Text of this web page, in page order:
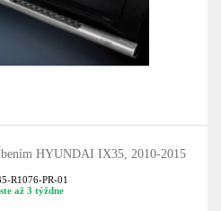
HYUNDAI IX35, 2010-2015
R1076-PR-01
až 3 týždne